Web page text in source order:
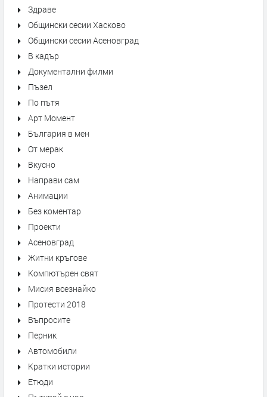
Здраве
Общински сесии Хасково
Общински сесии Асеновград
В кадър
Документални филми
Пъзел
По пътя
Арт Момент
България в мен
От мерак
Вкусно
Направи сам
Анимации
Без коментар
Проекти
Асеновград
Житни кръгове
Компютърен свят
Мисия всезнайко
Протести 2018
Въпросите
Перник
Автомобили
Кратки истории
Етюди